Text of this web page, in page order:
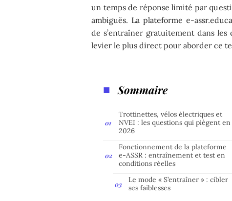
un temps de réponse limité par
ambiguës. La plateforme e-
de s’entraîner gratuitement dans les
levier le plus direct pour aborder ce
Sommaire
Trottinettes, vélos électriques et
NVEI : les questions qui piègent en
2026
Fonctionnement de la plateforme
e-ASSR : entraînement et test en
conditions réelles
Le mode « S’entraîner » : cibler
ses faiblesses